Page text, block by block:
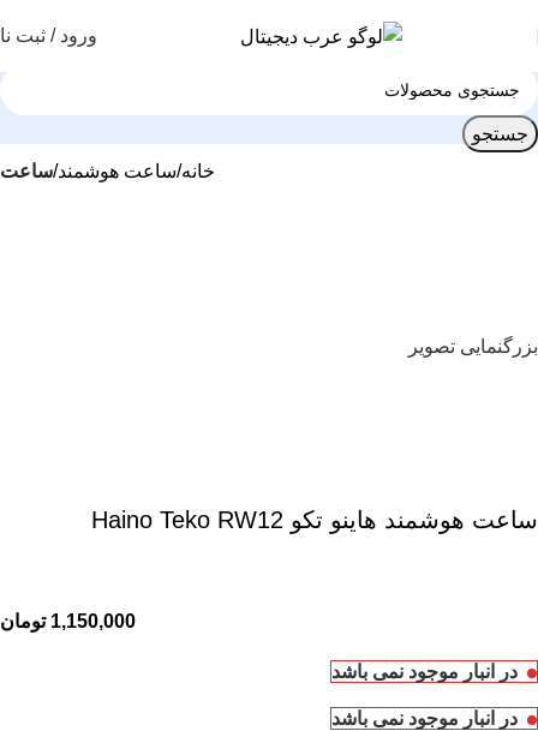
ورود / ثبت
جستجو
خانه ساعت هوشمند ساعت
بزرگنمایی تصویر
ساعت هوشمند هاینو تکو Haino Teko RW12
تومان
در انبار موجود نمی باشد
در انبار موجود نمی باشد